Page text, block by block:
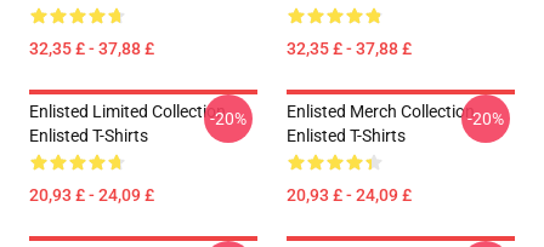
32,35 £ - 37,88 £ 32,35 £ - 37,88 £
Enlisted Limited Collection
Enlisted T-Shirts
20,93 £ - 24,09 £
-20%
Enlisted Merch Collection
Enlisted T-Shirts
20,93 £ - 24,09 £
-20%